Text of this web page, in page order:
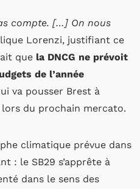
compte. […] On nous
Lorenzi, justifiant ce
que la DNCG ne prévoit
de l’année
va pousser Brest à
du prochain mercato.
climatique prévue dans
: le SB29 s’apprête à
dans le sens des